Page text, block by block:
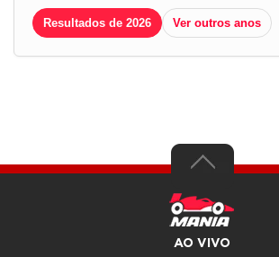
Resultados de 2026 Ver outros anos
AO VIVO